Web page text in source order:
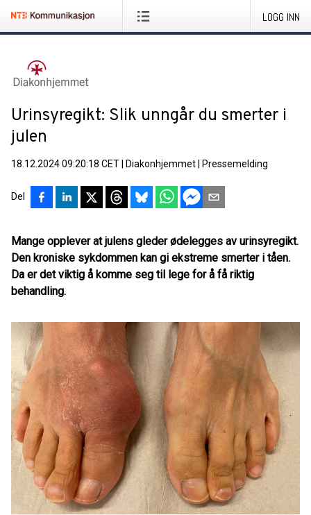
LOGG INN
Urinsyregikt: Slik unngår du smerter i
julen
18.12.2024 09:20:18 CET Diakonhjemmet Pressemelding
Del
Mange opplever at julens gleder ødelegges av urinsyregikt.
Den kroniske sykdommen kan gi ekstreme smerter i tåen.
Da er det viktig å komme seg til lege for å få riktig
behandling.